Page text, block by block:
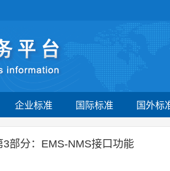
企业标准 国际标准 国外标
部分：EMS-NMS接口功能